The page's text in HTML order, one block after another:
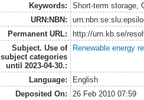
Keywords:
Short-term storage,
URN:NBN:
Permanent URL:
http://urn.kb.se/
Subject. Use of
subject categories
until 2023-04-30.:
Renewable energy
Language:
English
Deposited On:
26 Feb 2010 07:59